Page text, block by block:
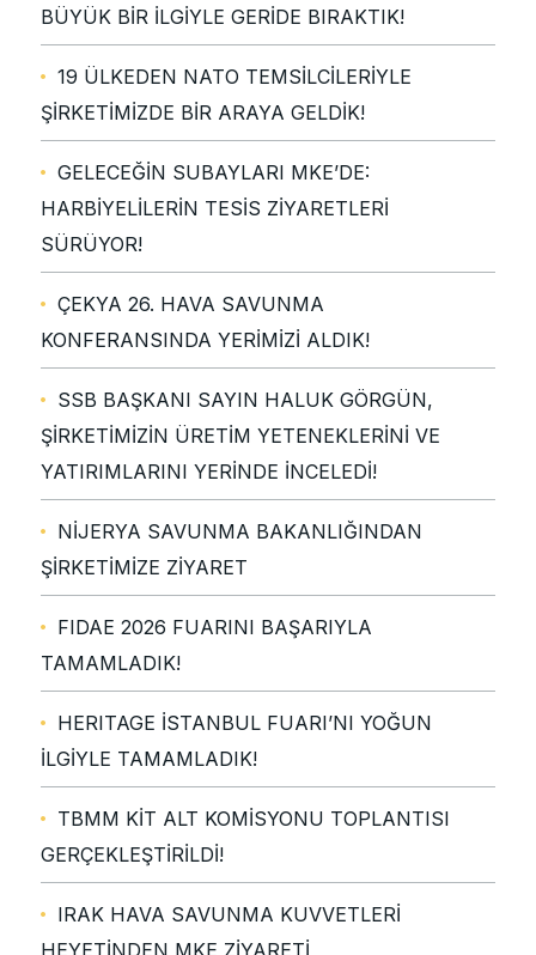
BÜYÜK BİR İLGİYLE GERİDE BIRAKTIK!
19 ÜLKEDEN NATO TEMSİLCİLERİYLE
ŞİRKETİMİZDE BİR ARAYA GELDİK!
GELECEĞİN SUBAYLARI MKE’DE:
HARBİYELİLERİN TESİS ZİYARETLERİ
SÜRÜYOR!
ÇEKYA 26. HAVA SAVUNMA
KONFERANSINDA YERİMİZİ ALDIK!
SSB BAŞKANI SAYIN HALUK GÖRGÜN,
ŞİRKETİMİZİN ÜRETİM YETENEKLERİNİ VE
YATIRIMLARINI YERİNDE İNCELEDİ!
NİJERYA SAVUNMA BAKANLIĞINDAN
ŞİRKETİMİZE ZİYARET
FIDAE 2026 FUARINI BAŞARIYLA
TAMAMLADIK!
HERITAGE İSTANBUL FUARI’NI YOĞUN
İLGİYLE TAMAMLADIK!
TBMM KİT ALT KOMİSYONU TOPLANTISI
GERÇEKLEŞTİRİLDİ!
IRAK HAVA SAVUNMA KUVVETLERİ
HEYETİNDEN MKE ZİYARETİ